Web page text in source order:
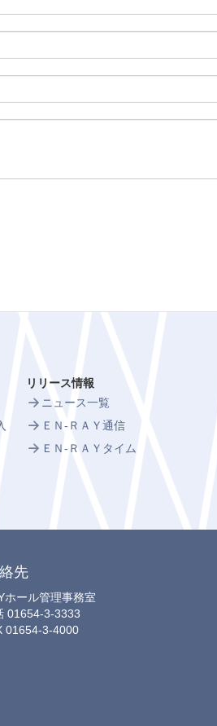
リリース情報
ニュース一覧
ＥＮ-ＲＡＹ通信
ＥＮ-ＲＡＹタイム
先
ホール管理事務室
01654-3-3333
01654-3-4000